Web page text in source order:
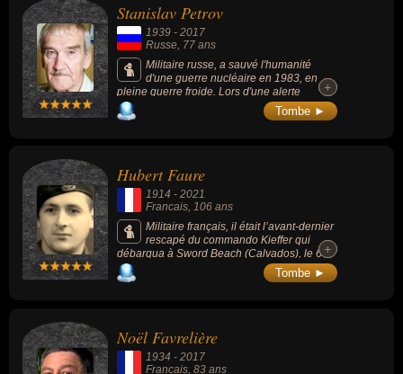
par-dessus le Mur de Berlin.
Stanislav Petrov
1939 - 2017
Russe , 77 ans
Militaire russe, a sauvé l'humanité
d'une guerre nucléaire en 1983, en
pleine guerre froide. Lors d'une alerte
déclenchée par les satellites de surveillance
soviétiques, il n'a pas riposté contre les faux
l'incident ne fut rendu public qu'en 1998.
+
+
Tombe ►
Hubert Faure
1914 - 2021
Francais, 106 ans
Militaire français, il était l’avant-dernier
rescapé du commando Kieffer qui
débarqua à Sword Beach (Calvados), le 6
juin 1944 (faisant de Léon Gautier, habitant
de Ouistreham, le dernier de ces 177
+
+
Tombe ►
Noël Favrelière
1934 - 2017
Francais, 83 ans